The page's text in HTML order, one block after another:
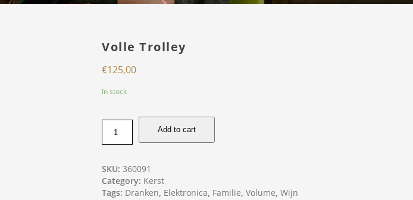
Volle Trolley
€125,00
In stock
Add to cart
SKU:360091
Category: Kerst
Tags: Dranken, Elektronica, Familie,Volume,Wijn